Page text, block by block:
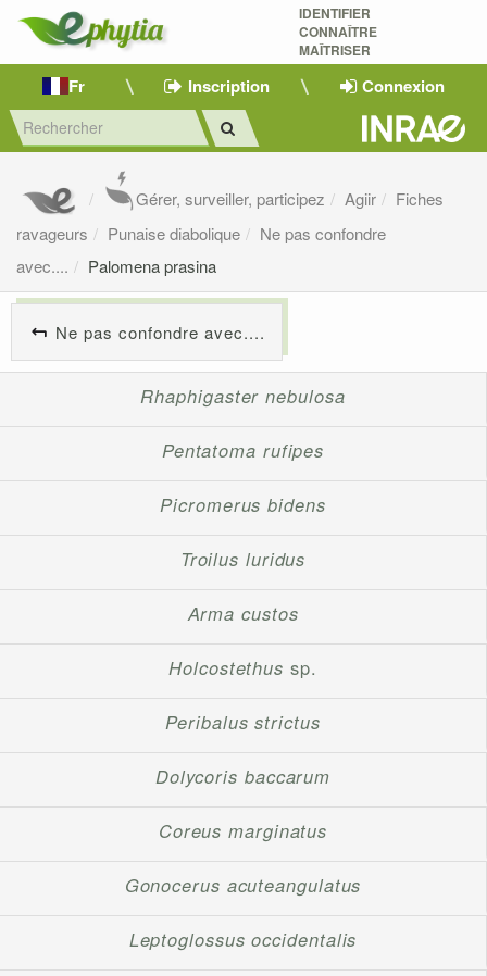
IDENTIFIER
CONNAÎTRE
MAÎTRISER
Fr Inscription Connexion
Gérer, surveiller, participez Agiir
Fiches
ravageurs
Punaise diabolique
Ne pas confondre
avec....
Palomena prasina
Ne pas confondre avec....
Rhaphigaster nebulosa
Pentatoma rufipes
Picromerus bidens
Troilus luridus
Arma custos
Holcostethus sp.
Peribalus strictus
Dolycoris baccarum
Coreus marginatus
Gonocerus acuteangulatus
Leptoglossus occidentalis